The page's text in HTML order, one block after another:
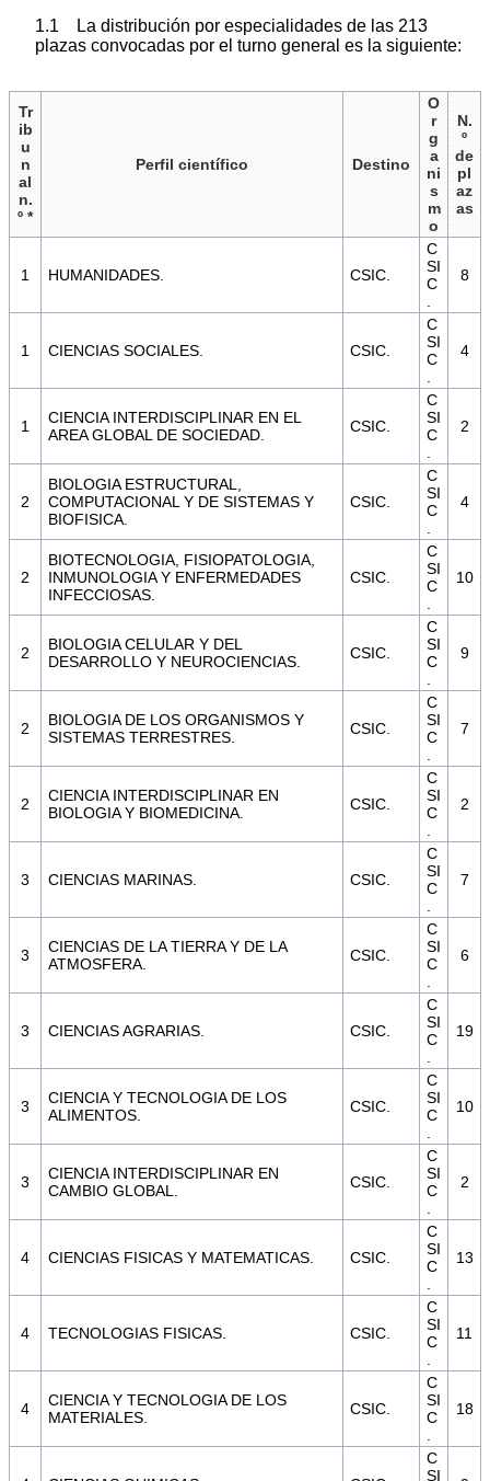
1.1 La distribución por especialidades de las 213
plazas convocadas por el turno general es la siguiente:
Tr
ib
u
n
al
n.
º *
Perfil científico Destino
O
r
g
a
ni
s
m
o
N.
º
de
pl
az
as
1 HUMANIDADES. CSIC.
C
SI
C
8
1 CIENCIAS SOCIALES. CSIC.
C
SI
C
4
1
CIENCIA INTERDISCIPLINAR EN EL
AREA GLOBAL DE SOCIEDAD.
CSIC.
C
SI
C
2
2
BIOLOGIA ESTRUCTURAL,
COMPUTACIONAL Y DE SISTEMAS Y
BIOFISICA.
CSIC.
C
SI
C
4
2
BIOTECNOLOGIA, FISIOPATOLOGIA,
INMUNOLOGIA Y ENFERMEDADES
INFECCIOSAS.
CSIC.
C
SI
C
10
2
BIOLOGIA CELULAR Y DEL
DESARROLLO Y NEUROCIENCIAS.
CSIC.
C
SI
C
9
2
BIOLOGIA DE LOS ORGANISMOS Y
SISTEMAS TERRESTRES.
CSIC.
C
SI
C
7
2
CIENCIA INTERDISCIPLINAR EN
BIOLOGIA Y BIOMEDICINA.
CSIC.
C
SI
C
2
3 CIENCIAS MARINAS. CSIC.
C
SI
C
7
3
CIENCIAS DE LA TIERRA Y DE LA
ATMOSFERA.
CSIC.
C
SI
C
6
3 CIENCIAS AGRARIAS. CSIC.
C
SI
C
19
3
CIENCIA Y TECNOLOGIA DE LOS
ALIMENTOS.
CSIC.
C
SI
C
10
3
CIENCIA INTERDISCIPLINAR EN
CAMBIO GLOBAL.
CSIC.
C
SI
C
2
4 CIENCIAS FISICAS Y MATEMATICAS. CSIC.
C
SI
C
13
4 TECNOLOGIAS FISICAS. CSIC.
C
SI
C
11
4
CIENCIA Y TECNOLOGIA DE LOS
MATERIALES.
CSIC.
C
SI
C
18
C
SI